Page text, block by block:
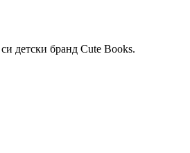
детски бранд Cute Books.